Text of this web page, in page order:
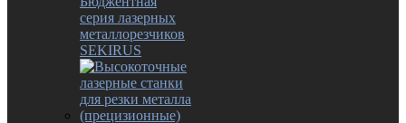
серия лазерных
металлорезчиков
SEKIRUS